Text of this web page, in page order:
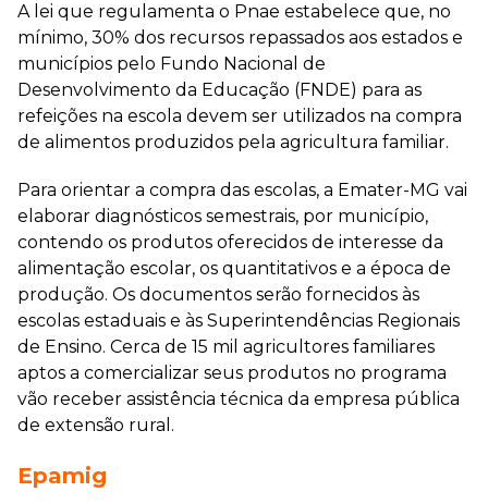
A lei que regulamenta o Pnae estabelece que, no
mínimo, 30% dos recursos repassados aos estados e
municípios pelo Fundo Nacional de
Desenvolvimento da Educação (FNDE) para as
refeições na escola devem ser utilizados na compra
de alimentos produzidos pela agricultura familiar.
Para orientar a compra das escolas, a Emater-MG vai
elaborar diagnósticos semestrais, por município,
contendo os produtos oferecidos de interesse da
alimentação escolar, os quantitativos e a época de
produção. Os documentos serão fornecidos às
escolas estaduais e às Superintendências Regionais
de Ensino. Cerca de 15 mil agricultores familiares
aptos a comercializar seus produtos no programa
vão receber assistência técnica da empresa pública
de extensão rural.
Epamig